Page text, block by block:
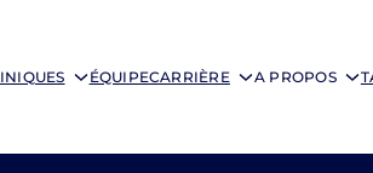
ÉQUIPECARRIÈRE A PROPOS